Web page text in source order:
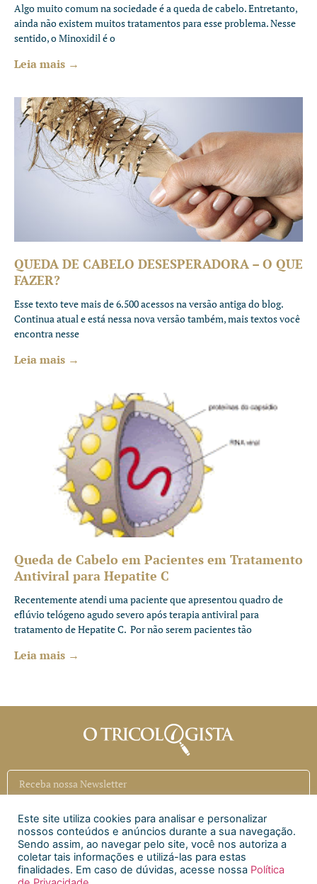
Algo muito comum na sociedade é a queda de cabelo. Entretanto,
ainda não existem muitos tratamentos para esse problema. Nesse
sentido, o Minoxidil é o
Leia mais →
QUEDA DE CABELO DESESPERADORA – O QUE
FAZER?
Esse texto teve mais de 6.500 acessos na versão antiga do blog.
Continua atual e está nessa nova versão também, mais textos você
encontra nesse
Leia mais →
Queda de Cabelo em Pacientes em Tratamento
Antiviral para Hepatite C
Recentemente atendi uma paciente que apresentou quadro de
eflúvio telógeno agudo severo após terapia antiviral para
tratamento de Hepatite C. Por não serem pacientes tão
Leia mais →
Inscrever
Siga a CAECI
Este site utiliza cookies para analisar e personalizar
nossos conteúdos e anúncios durante a sua navegação.
Sendo assim, ao navegar pelo site, você nos autoriza a
coletar tais informações e utilizá-las para estas
finalidades. Em caso de dúvidas, acesse nossa Política